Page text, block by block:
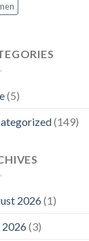
(5)
(149)
2026(1)
2026(3)